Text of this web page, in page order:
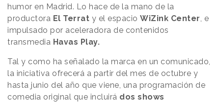
humor en Madrid. Lo hace de la mano de la
productora El Terrat y el espacio WiZink Center , e
impulsado por aceleradora de contenidos
transmedia Havas Play.
Tal y como ha señalado la marca en un comunicado,
la iniciativa ofrecerá a partir del mes de octubre y
hasta junio del año que viene, una programación de
comedia original que incluirá dos shows